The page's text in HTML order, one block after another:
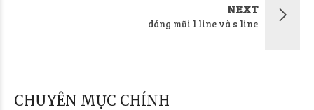
NEXT
dáng mũi l line và s line
CHUYÊN MỤC CHÍNH